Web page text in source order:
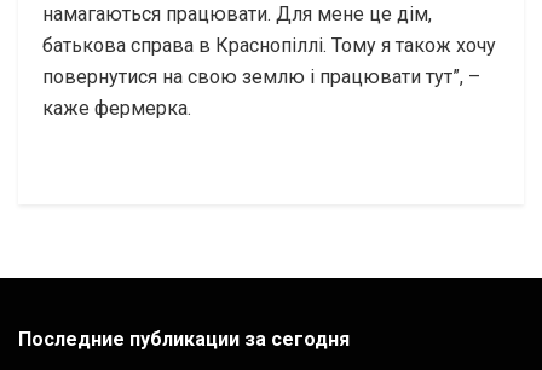
намагаються працювати. Для мене це дім,
батькова справа в Краснопіллі. Тому я також хочу
повернутися на свою землю і працювати тут”, –
каже фермерка.
Последние публикации за сегодня